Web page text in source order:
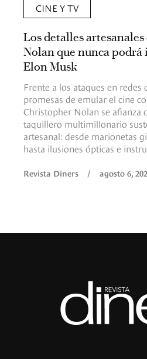
CINE Y TV
Los detalles artesanales
Nolan que nunca podrá
Elon Musk
Frente a los ataques en redes
promesas de emular el cine
Christopher Nolan se afianza
taquillero multimillonario
artesanal: desde marionetas
hasta ilusiones ópticas e
Revista Diners / agosto 6,